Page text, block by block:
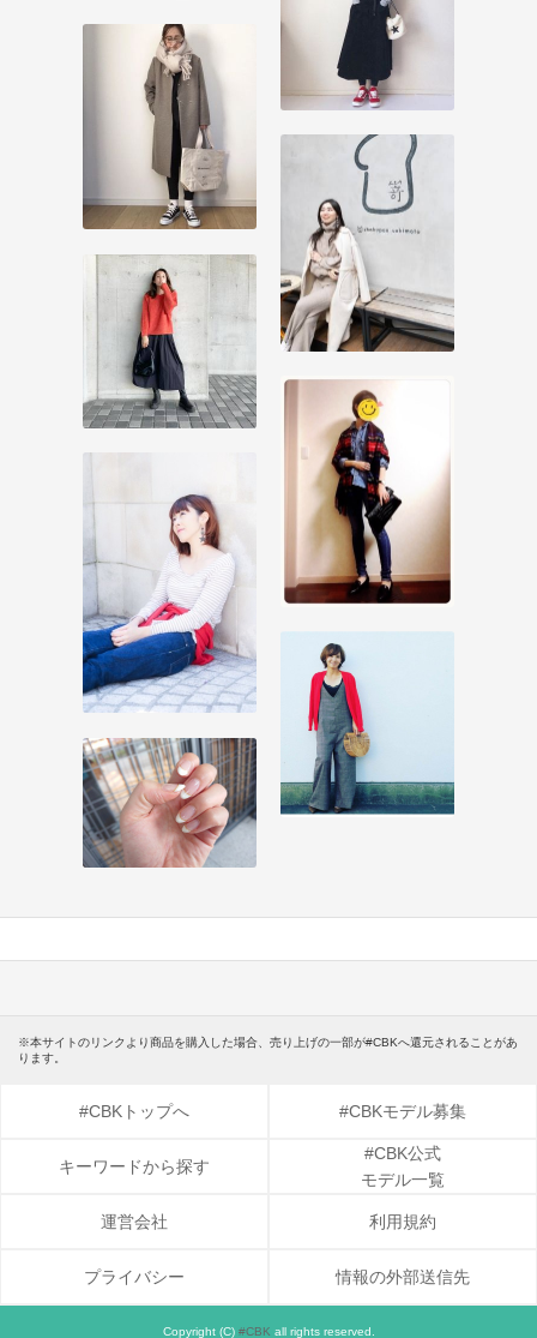
※本サイトのリンクより商品を購入した場合、売り上げの一部が#CBKへ還元されることがあ
ります。
#CBKトップへ #CBKモデル募集
キーワードから探す
#CBK公式
モデル一覧
運営会社 利用規約
プライバシー 情報の外部送信先
Copyright (C) #CBK all rights reserved.